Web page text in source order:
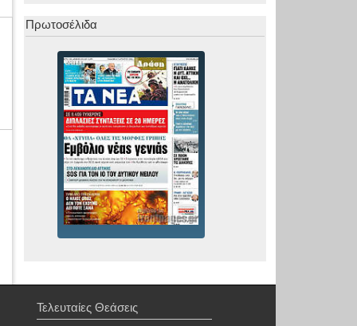
Πρωτοσέλιδα
Τελευταίες Θεάσεις